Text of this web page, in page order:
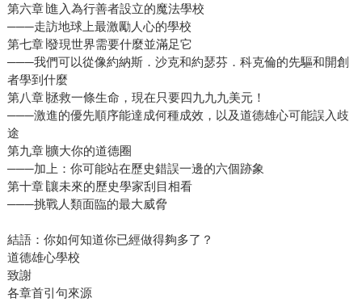
第六章∣進入為行善者設立的魔法學校
───走訪地球上最激勵人心的學校
第七章∣發現世界需要什麼並滿足它
───我們可以從像約納斯．沙克和約瑟芬．科克倫的先驅和開創
者學到什麼
第八章∣拯救一條生命，現在只要四九九九美元！
───激進的優先順序能達成何種成效，以及道德雄心可能誤入歧
途
第九章∣擴大你的道德圈
───加上：你可能站在歷史錯誤一邊的六個跡象
第十章∣讓未來的歷史學家刮目相看
───挑戰人類面臨的最大威脅
結語：你如何知道你已經做得夠多了？
道德雄心學校
致謝
各章首引句來源